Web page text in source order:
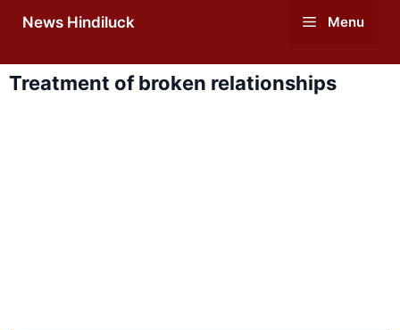
News Hindiluck Menu
Treatment of broken relationships